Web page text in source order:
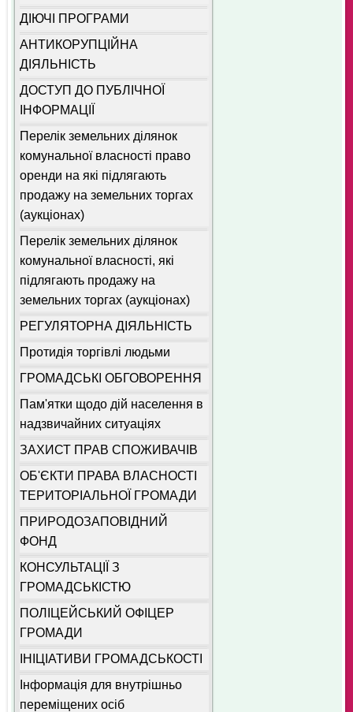
ДІЮЧІ ПРОГРАМИ
АНТИКОРУПЦІЙНА
ДІЯЛЬНІСТЬ
ДОСТУП ДО ПУБЛІЧНОЇ
ІНФОРМАЦІЇ
Перелік земельних ділянок
комунальної власності право
оренди на які підлягають
продажу на земельних торгах
(аукціонах)
Перелік земельних ділянок
комунальної власності, які
підлягають продажу на
земельних торгах (аукціонах)
РЕГУЛЯТОРНА ДІЯЛЬНІСТЬ
Протидія торгівлі людьми
ГРОМАДСЬКІ ОБГОВОРЕННЯ
Пам'ятки щодо дій населення в
надзвичайних ситуаціях
ЗАХИСТ ПРАВ СПОЖИВАЧІВ
ОБ'ЄКТИ ПРАВА ВЛАСНОСТІ
ТЕРИТОРІАЛЬНОЇ ГРОМАДИ
ПРИРОДОЗАПОВІДНИЙ
ФОНД
КОНСУЛЬТАЦІЇ З
ГРОМАДСЬКІСТЮ
ПОЛІЦЕЙСЬКИЙ ОФІЦЕР
ГРОМАДИ
ІНІЦІАТИВИ ГРОМАДСЬКОСТІ
Інформація для внутрішньо
переміщених осіб